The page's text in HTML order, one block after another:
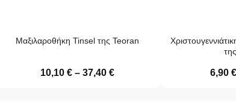
Μαξιλαροθήκη Tinsel της Teoran
10,10 € – 37,40 € 6,90 €